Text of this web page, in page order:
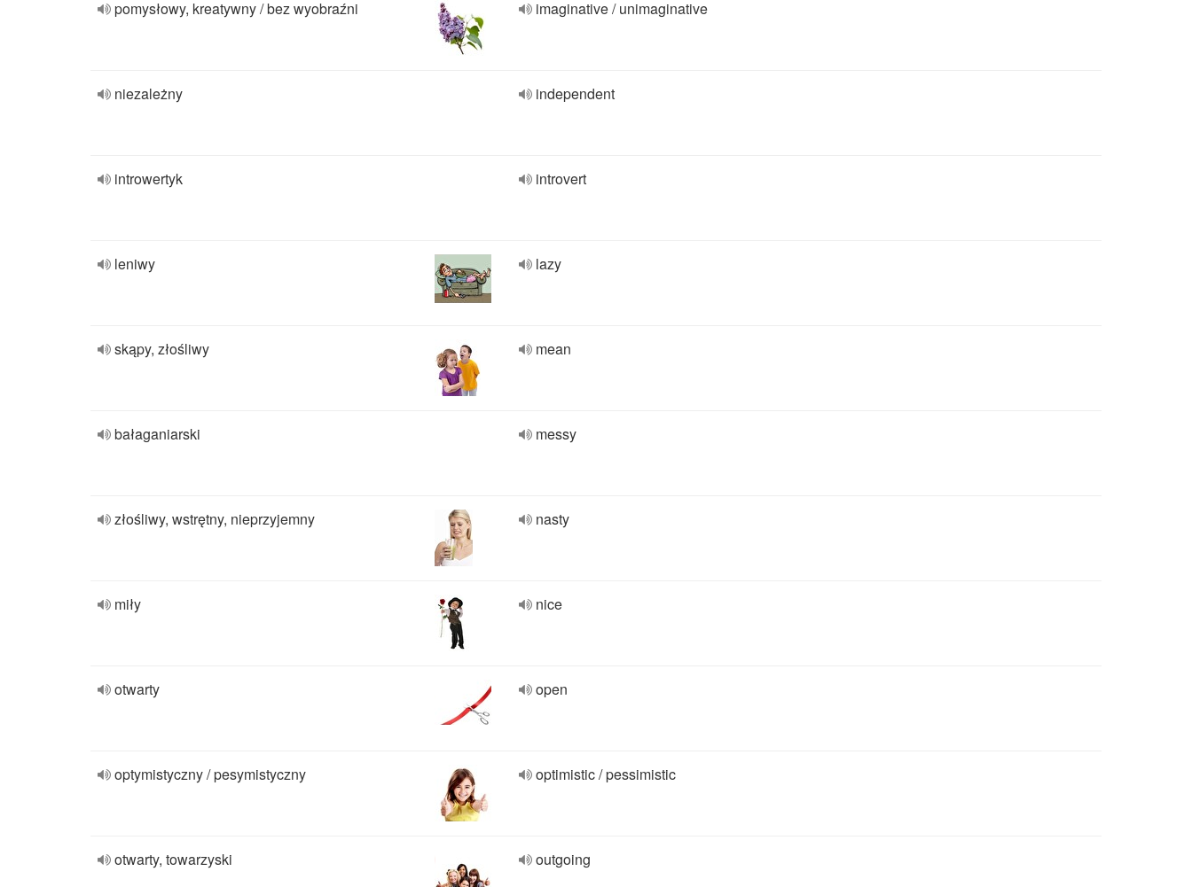
pomysłowy, kreatywny / bez wyobraźni imaginative / unimaginative
niezależny independent
introwertyk introvert
leniwy lazy
skąpy, złośliwy mean
bałaganiarski messy
złośliwy, wstrętny, nieprzyjemny nasty
miły nice
otwarty open
optymistyczny / pesymistyczny optimistic / pessimistic
otwarty, towarzyski outgoing